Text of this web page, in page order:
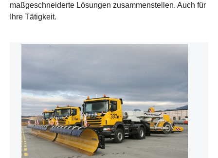
maßgeschneiderte Lösungen zusammenstellen. Auch für
Ihre Tätigkeit.